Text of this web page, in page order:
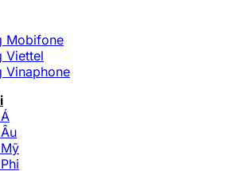
Mobifone
Viettel
Vinaphone